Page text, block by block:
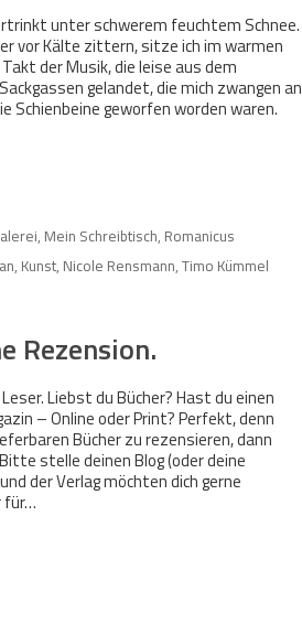
unter schwerem feuchtem Schnee.
vor Kälte zittern, sitze ich im warmen
der Musik, die leise aus dem
gelandet, die mich zwangen an
Schienbeine geworfen worden waren.
, Mein Schreibtisch, Romanicus
, Kunst, Nicole Rensmann,Timo Kümmel
Rezension.
Liebst du Bücher? Hast du einen
– Online oder Print? Perfekt, denn
Bücher zu rezensieren, dann
stelle deinen Blog (oder deine
der Verlag möchten dich gerne
für…